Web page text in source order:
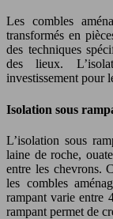
Les combles
transformés en
des techniques
des lieux.
investissement pour
Isolation sous
L’isolation sous
laine de roche,
entre les chevrons.
les combles
rampant varie entre
rampant permet de